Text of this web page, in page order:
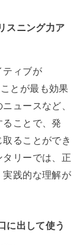
スニング力ア
ティブが
とが最も効果
ュースなど、
ことで、発
ることができ
リーでは、正
践的な理解が
に出して使う